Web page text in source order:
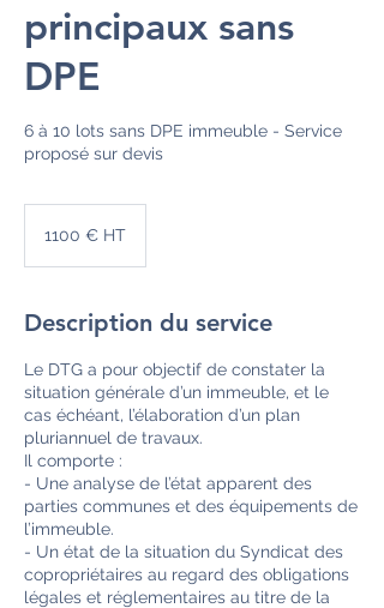
principaux sans
DPE
6 à 10 lots sans DPE immeuble - Service
proposé sur devis
1100 € HT
Description du service
Le DTG a pour objectif de constater la
situation générale d’un immeuble, et le
cas échéant, l’élaboration d’un plan
pluriannuel de travaux.
Il comporte :
- Une analyse de l’état apparent des
parties communes et des équipements de
l’immeuble.
- Un état de la situation du Syndicat des
copropriétaires au regard des obligations
légales et réglementaires au titre de la